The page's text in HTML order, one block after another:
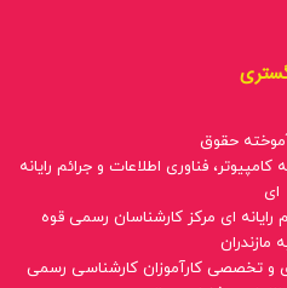
حقوق
فناوری اطلاعات و جرائم رایانه
ای
ای مرکز کارشناسان رسمی قوه
مازندران
و تخصصی کارآموزان کارشناسی رسمی